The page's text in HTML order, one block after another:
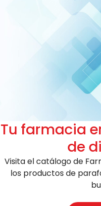
Tu farmacia
de
Visita el catálogo de
los productos de